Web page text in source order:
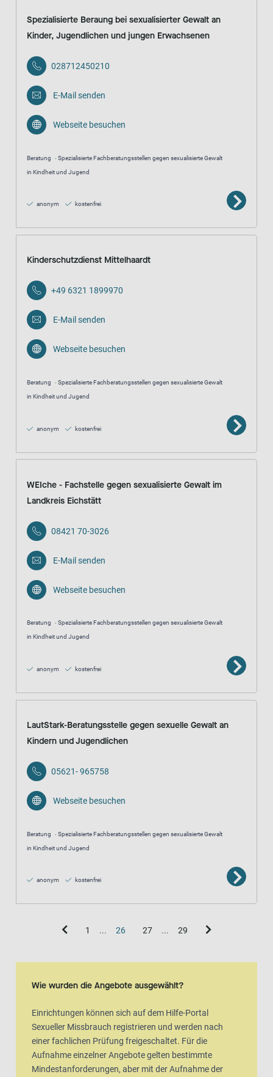
Spezialisierte Beraung bei sexualisierter Gewalt an
Kinder, Jugendlichen und jungen Erwachsenen
028712450210
E-Mail senden
Webseite besuchen
Beratung
Spezialisierte Fachberatungsstellen gegen sexualisierte Gewalt
in Kindheit und Jugend
anonym kostenfrei
Kinderschutzdienst Mittelhaardt
+49 6321 1899970
E-Mail senden
Webseite besuchen
Beratung
Spezialisierte Fachberatungsstellen gegen sexualisierte Gewalt
in Kindheit und Jugend
anonym kostenfrei
WEIche - Fachstelle gegen sexualisierte Gewalt im
Landkreis Eichstätt
08421 70-3026
E-Mail senden
Webseite besuchen
Beratung
Spezialisierte Fachberatungsstellen gegen sexualisierte Gewalt
in Kindheit und Jugend
anonym kostenfrei
LautStark-Beratungsstelle gegen sexuelle Gewalt an
Kindern und Jugendlichen
05621- 965758
Webseite besuchen
Beratung
Spezialisierte Fachberatungsstellen gegen sexualisierte Gewalt
in Kindheit und Jugend
anonym kostenfrei
1 ... 26 27 ... 29
Wie wurden die Angebote ausgewählt?
Einrichtungen können sich auf dem Hilfe-Portal
Sexueller Missbrauch registrieren und werden nach
einer fachlichen Prüfung freigeschaltet. Für die
Aufnahme einzelner Angebote gelten bestimmte
Mindestanforderungen, aber mit der Aufnahme der